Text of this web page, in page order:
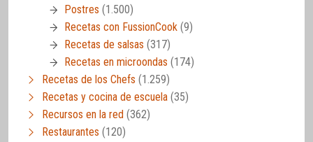
Postres (1.500)
Recetas con FussionCook (9)
Recetas de salsas (317)
Recetas en microondas (174)
Recetas de los Chefs (1.259)
Recetas y cocina de escuela (35)
Recursos en la red (362)
Restaurantes (120)